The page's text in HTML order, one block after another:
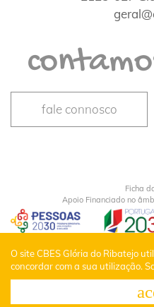
fale connosco
Ficha
Apoio Financiado no
CBES Glória do
Reservados |
O site CBES Glória do Ribatejo
concordar com a sua utilização.